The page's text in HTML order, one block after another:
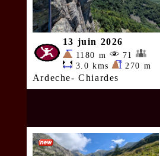
13 juin 2026
1180 m
71
3.0 kms
270 m
Ardeche- Chiardes